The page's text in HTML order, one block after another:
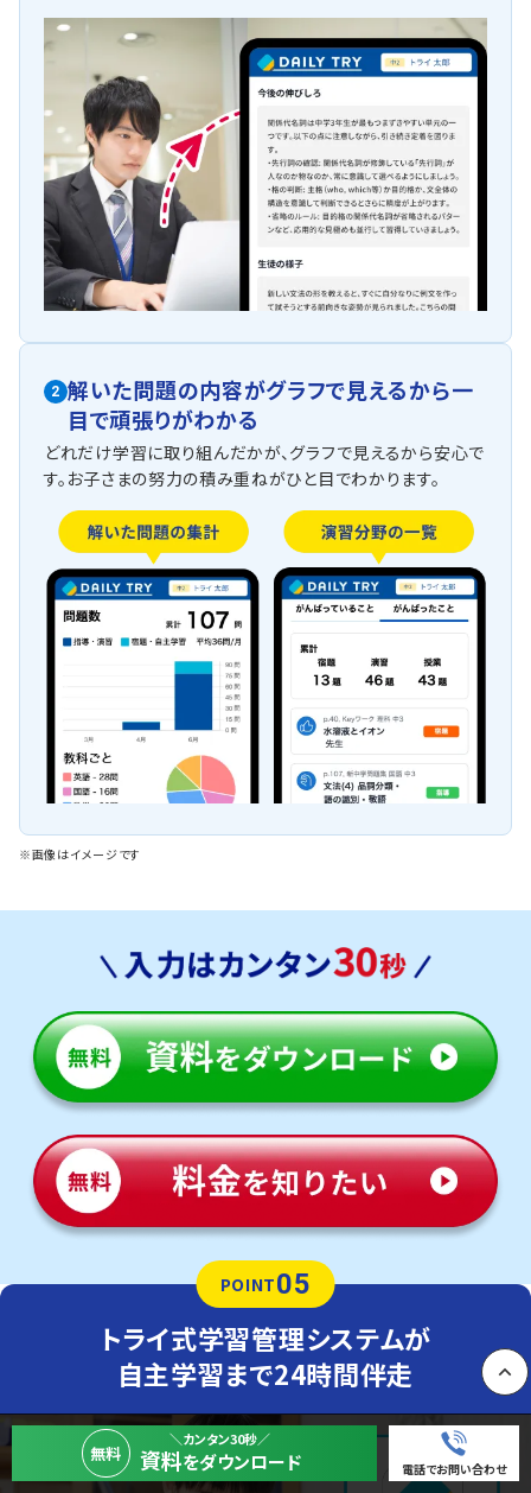
2 解いた問題の内容がグラフで見えるから一
目で頑張りがわかる
どれだけ学習に取り組んだかが、グラフで見えるから安心で
す。お子さまの努力の積み重ねがひと目でわかります。
※画像はイメージです
POINT05
トライ式学習管理システムが
自主学習まで24時間伴走
無料
＼カンタン30秒／
資料をダウンロード 電話でお問い合わせ